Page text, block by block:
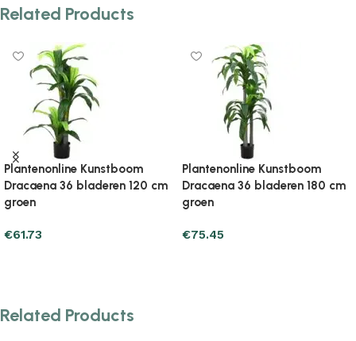
Related Products
cm
Plantenonline Kunstboom met
pot cycaspalm 80 cm
Plantenonline
pot phoenixpalm 190 cm
€
Related Products